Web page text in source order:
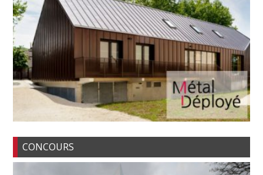
CONCOURS